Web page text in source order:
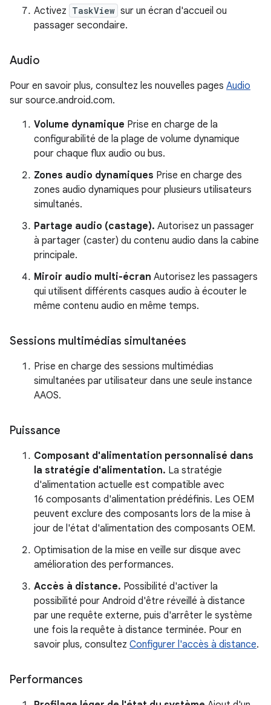
Activez TaskView sur un écran d'accueil ou
passager secondaire.
Audio
Pour en savoir plus, consultez les nouvelles pages Audio
sur source.android.com.
Volume dynamique Prise en charge de la
configurabilité de la plage de volume dynamique
pour chaque flux audio ou bus.
Zones audio dynamiques Prise en charge des
zones audio dynamiques pour plusieurs utilisateurs
simultanés.
Partage audio (castage). Autorisez un passager
à partager (caster) du contenu audio dans la cabine
principale.
Miroir audio multi-écran Autorisez les passagers
qui utilisent différents casques audio à écouter le
même contenu audio en même temps.
Sessions multimédias simultanées
Prise en charge des sessions multimédias
simultanées par utilisateur dans une seule instance
AAOS.
Puissance
Composant d'alimentation personnalisé dans
la stratégie d'alimentation. La stratégie
d'alimentation actuelle est compatible avec
16 composants d'alimentation prédéfinis. Les OEM
peuvent exclure des composants lors de la mise à
jour de l'état d'alimentation des composants OEM.
Optimisation de la mise en veille sur disque avec
amélioration des performances.
Accès à distance. Possibilité d'activer la
possibilité pour Android d'être réveillé à distance
par une requête externe, puis d'arrêter le système
une fois la requête à distance terminée. Pour en
savoir plus, consultez Configurer l'accès à distance.
Performances